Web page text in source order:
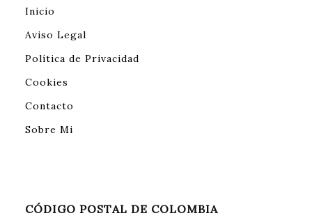
Inicio
Aviso Legal
Política de Privacidad
Cookies
Contacto
Sobre Mi
CÓDIGO POSTAL DE COLOMBIA